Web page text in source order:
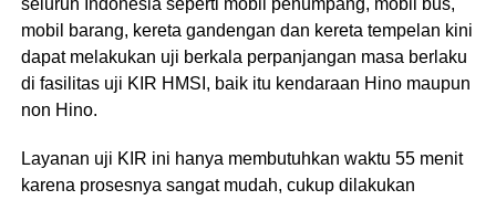
seluruh Indonesia seperti mobil penumpang, mobil bus,
mobil barang, kereta gandengan dan kereta tempelan kini
dapat melakukan uji berkala perpanjangan masa berlaku
di fasilitas uji KIR HMSI, baik itu kendaraan Hino maupun
non Hino.
Layanan uji KIR ini hanya membutuhkan waktu 55 menit
karena prosesnya sangat mudah, cukup dilakukan